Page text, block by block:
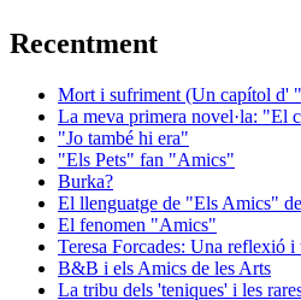
Recentment
Mort i sufriment (Un capítol d'
La meva primera novel·la: "El
"Jo també hi era"
"Els Pets" fan "Amics"
Burka?
El llenguatge de "Els Amics"
El fenomen "Amics"
Teresa Forcades: Una reflexió
B&B i els Amics de les Arts
La tribu dels 'teniques' i les